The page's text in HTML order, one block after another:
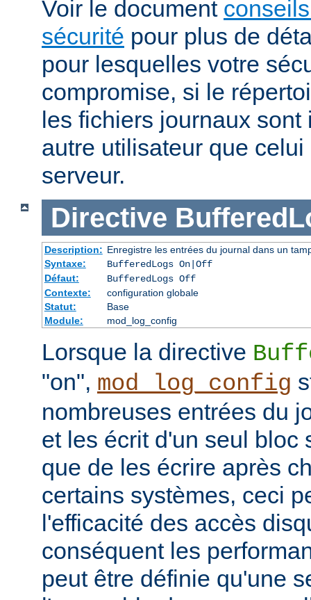
Voir le document
sécurité pour plus de
pour lesquelles votre
compromise, si le
les fichiers journaux
autre utilisateur que
serveur.
Directive
Description: Enregistre les entrées du journal dans un
Syntaxe:
BufferedLogs On|Off
Défaut:
BufferedLogs Off
Contexte:
configuration globale
Statut:
Base
Module:
mod_log_config
Lorsque la directive
"on", mod_log_config
nombreuses entrées du
et les écrit d'un seul bloc
que de les écrire après
certains systèmes, ceci
l'efficacité des accès
conséquent les
peut être définie qu'une